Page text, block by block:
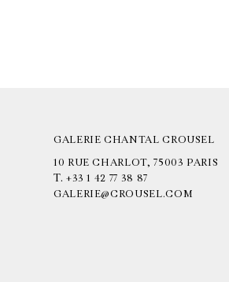
GALERIE CHANTAL CROUSEL
10 RUE CHARLOT, 75003 PARIS
T. +33 1 42 77 38 87
GALERIE@CROUSEL.COM